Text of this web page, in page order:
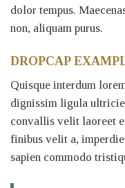
dolor tempus.
non, aliquam purus.
DROPCAP
Quisque interdum
dignissim ligula
convallis velit laoreet
finibus velit a,
sapien commodo